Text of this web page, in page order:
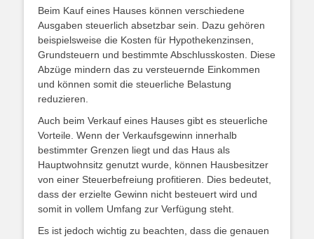
Beim Kauf eines Hauses können verschiedene
Ausgaben steuerlich absetzbar sein. Dazu gehören
beispielsweise die Kosten für Hypothekenzinsen,
Grundsteuern und bestimmte Abschlusskosten. Diese
Abzüge mindern das zu versteuernde Einkommen
und können somit die steuerliche Belastung
reduzieren.
Auch beim Verkauf eines Hauses gibt es steuerliche
Vorteile. Wenn der Verkaufsgewinn innerhalb
bestimmter Grenzen liegt und das Haus als
Hauptwohnsitz genutzt wurde, können Hausbesitzer
von einer Steuerbefreiung profitieren. Dies bedeutet,
dass der erzielte Gewinn nicht besteuert wird und
somit in vollem Umfang zur Verfügung steht.
Es ist jedoch wichtig zu beachten, dass die genauen